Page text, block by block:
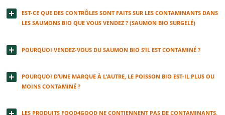
EST-CE QUE DES CONTRÔLES SONT FAITS SUR LES CONTAMINANTS DANS
LES SAUMONS BIO QUE VOUS VENDEZ ? (SAUMON BIO SURGELÉ)
POURQUOI VENDEZ-VOUS DU SAUMON BIO S’IL EST CONTAMINÉ ?
POURQUOI D’UNE MARQUE À L’AUTRE, LE POISSON BIO EST-IL PLUS OU
MOINS CONTAMINÉ ?
LES PRODUITS FOOD4GOOD NE CONTIENNENT PAS DE CONTAMINANTS,